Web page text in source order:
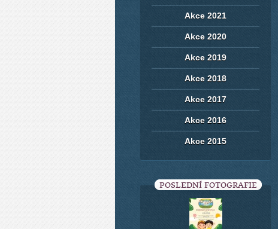
Akce 2021
Akce 2020
Akce 2019
Akce 2018
Akce 2017
Akce 2016
Akce 2015
POSLEDNÍ FOTOGRAFIE